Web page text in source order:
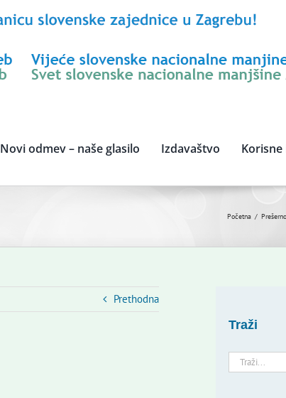
Novi odmev – naše glasilo Izdavaštvo
Početna
Prethodna
Traži
Traži...